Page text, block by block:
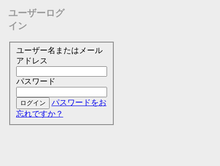
ユーザーログ
イン
ユーザー名またはメール
アドレス
パスワード
パスワードをお
忘れですか？